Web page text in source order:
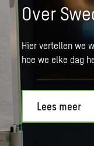
Over
Hier vertellen we
hoe we elke dag
Lees meer